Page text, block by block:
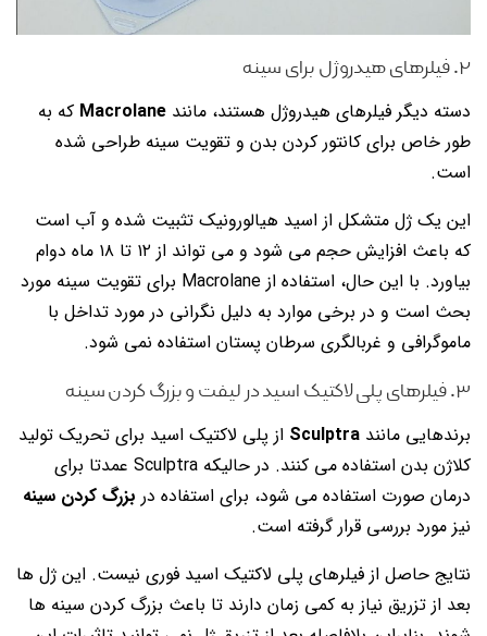
۲. فیلرهای هیدروژل برای سینه
دسته دیگر فیلرهای هیدروژل هستند، مانند Macrolane که به
طور خاص برای کانتور کردن بدن و تقویت سینه طراحی شده
است.
این یک ژل متشکل از اسید هیالورونیک تثبیت شده و آب است
که باعث افزایش حجم می شود و می تواند از ۱۲ تا ۱۸ ماه دوام
بیاورد. با این حال، استفاده از Macrolane برای تقویت سینه مورد
بحث است و در برخی موارد به دلیل نگرانی در مورد تداخل با
ماموگرافی و غربالگری سرطان پستان استفاده نمی شود.
۳. فیلرهای پلی لاکتیک اسید در لیفت و بزرگ کردن سینه
برندهایی مانند Sculptra از پلی لاکتیک اسید برای تحریک تولید
کلاژن بدن استفاده می کنند. در حالیکه Sculptra عمدتا برای
درمان صورت استفاده می شود، برای استفاده در بزرگ کردن سینه
نیز مورد بررسی قرار گرفته است.
نتایج حاصل از فیلرهای پلی لاکتیک اسید فوری نیست. این ژل ها
بعد از تزریق نیاز به کمی زمان دارند تا باعث بزرگ کردن سینه ها